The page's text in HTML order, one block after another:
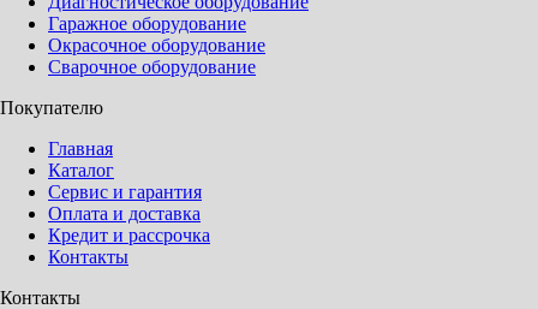
Гаражное оборудование
Окрасочное оборудование
Сварочное оборудование
Покупателю
Главная
Каталог
Сервис и гарантия
Оплата и доставка
Кредит и рассрочка
Контакты
Контакты